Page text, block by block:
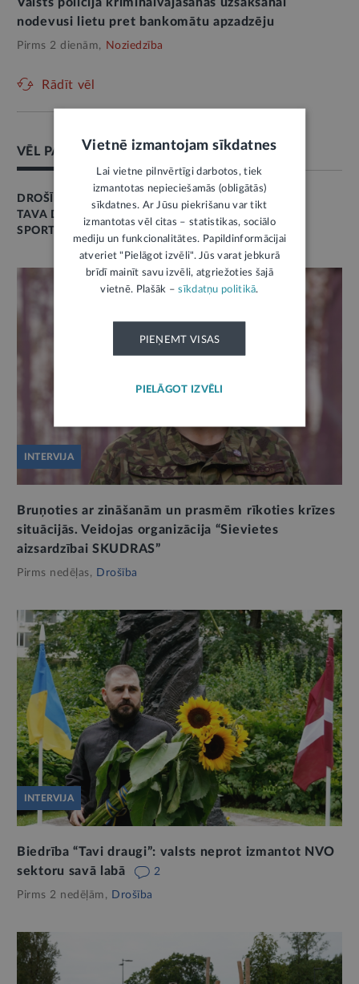
Valsts policija kriminālvajāšanas uzsākšanai
nodevusi lietu pret bankomātu apzadzēju
Pirms 2 dienām, Noziedzība
Rādīt vēl
VĒL PAR ŠO TĒMU
DROŠĪBA
TAVA DROŠĪBA
SPORTS
INTERVIJA
Bruņoties ar zināšanām un prasmēm rīkoties krīzes
situācijās. Veidojas organizācija “Sievietes
aizsardzībai SKUDRAS”
Pirms nedēļas, Drošība
INTERVIJA
Biedrība “Tavi draugi”: valsts neprot izmantot NVO
sektoru savā labā
2
Pirms 2 nedēļām, Drošība
Vietnē izmantojam sīkdatnes
Lai vietne pilnvērtīgi darbotos, tiek
izmantotas nepieciešamās (obligātās)
sīkdatnes. Ar Jūsu piekrišanu var tikt
izmantotas vēl citas – statistikas, sociālo
mediju un funkcionalitātes. Papildinformācijai
atveriet "Pielāgot izvēli". Jūs varat jebkurā
brīdī mainīt savu izvēli, atgriežoties šajā
vietnē. Plašāk –sīkdatņu politikā.
PIEŅEMT VISAS
PIELĀGOT IZVĒLI